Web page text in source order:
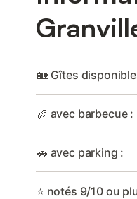
🏡 Gîtes
🍖 avec barbecue :
🚗 avec parking :
⭐ notés 9/10 ou